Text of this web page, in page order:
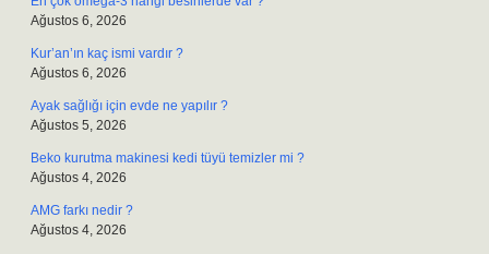
Ağustos 6, 2026
Kur’an’ın kaç ismi vardır ?
Ağustos 6, 2026
Ayak sağlığı için evde ne yapılır ?
Ağustos 5, 2026
Beko kurutma makinesi kedi tüyü temizler mi ?
Ağustos 4, 2026
AMG farkı nedir ?
Ağustos 4, 2026